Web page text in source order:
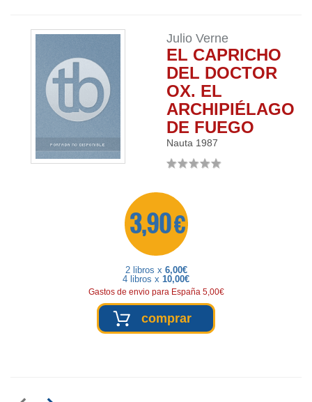
Julio Verne
EL CAPRICHO
DEL DOCTOR
OX. EL
ARCHIPIÉLAGO
DE FUEGO
Nauta 1987
3,90 €
2 libros x 6,00€
4 libros x 10,00€
Gastos de envio para España 5,00€
comprar